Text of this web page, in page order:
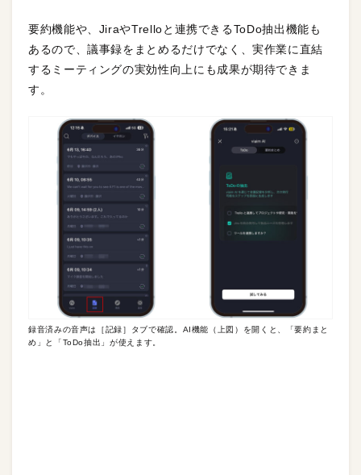
要約機能や、JiraやTrelloと連携できるToDo抽出機能も
あるので、議事録をまとめるだけでなく、実作業に直結
するミーティングの実効性向上にも成果が期待できま
す。
録音済みの音声は［記録］タブで確認。AI機能（上図）を開くと、「要約まと
め」と「ToDo抽出」が使えます。